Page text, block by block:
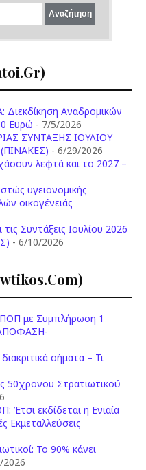
Αναδρομικών
Ευρώ - 7/5/2026
ΣΥΝΤΑΞΗΣ ΙΟΥΛΙΟΥ
- 6/29/2026
λεφτά και το 2027 –
υγειονομικής
οικογένειάς
Συντάξεις Ιουλίου 2026
- 6/10/2026
με Συμπλήρωση 1
σήματα – Τι
50χρονου Στρατιωτικού
Έτσι εκδίδεται η Ενιαία
Εκμεταλλεύσεις
Το 90% κάνει
2026